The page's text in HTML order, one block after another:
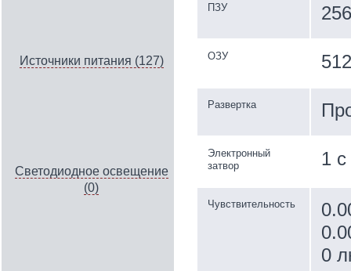
Источники питания (127)
Светодиодное освещение
(0)
ПЗУ
ОЗУ
Развертка
Электронный
затвор
1
Чувствительность
0